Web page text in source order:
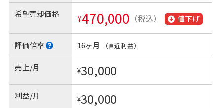
希望売却価格 ¥470,000 （税込） 値下げ
評価倍率 16ヶ月 （直近利益）
売上/月 ¥30,000
利益/月 ¥30,000